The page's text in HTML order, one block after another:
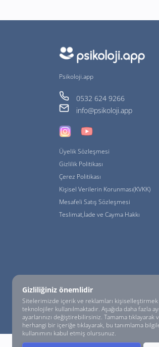
Psikoloji.app
0532 624 9266
info@psikoloji.app
Üyelik Sözleşmesi
Gizlilik Politikası
Çerez Politikası
Kişisel Verilerin Korunması(KVKK)
Mesafeli Satış Sözleşmesi
Teslimat,İade ve Cayma Hakkı
© psikoloji.APP - HUMNA Eğitim ve
Gizliliğiniz önemlidir
Sitelerimizde içerik ve reklamları
teknolojiler kullanılmaktadır. Aşağıda daha fazla
ayarlarınızı değiştirebilirsiniz. Tamama
herhangi bir içeriğe tıklayarak, bu tanımlama
kullanımını kabul etmiş olursunuz.